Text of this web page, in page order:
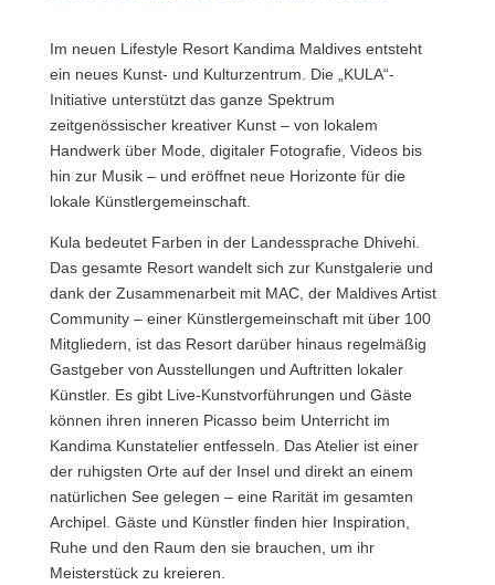
Im neuen Lifestyle Resort Kandima Maldives entsteht
ein neues Kunst- und Kulturzentrum. Die „KULA“-
Initiative unterstützt das ganze Spektrum
zeitgenössischer kreativer Kunst – von lokalem
Handwerk über Mode, digitaler Fotografie, Videos bis
hin zur Musik – und eröffnet neue Horizonte für die
lokale Künstlergemeinschaft.
Kula bedeutet Farben in der Landessprache Dhivehi.
Das gesamte Resort wandelt sich zur Kunstgalerie und
dank der Zusammenarbeit mit MAC, der Maldives Artist
Community – einer Künstlergemeinschaft mit über 100
Mitgliedern, ist das Resort darüber hinaus regelmäßig
Gastgeber von Ausstellungen und Auftritten lokaler
Künstler. Es gibt Live-Kunstvorführungen und Gäste
können ihren inneren Picasso beim Unterricht im
Kandima Kunstatelier entfesseln. Das Atelier ist einer
der ruhigsten Orte auf der Insel und direkt an einem
natürlichen See gelegen – eine Rarität im gesamten
Archipel. Gäste und Künstler finden hier Inspiration,
Ruhe und den Raum den sie brauchen, um ihr
Meisterstück zu kreieren.